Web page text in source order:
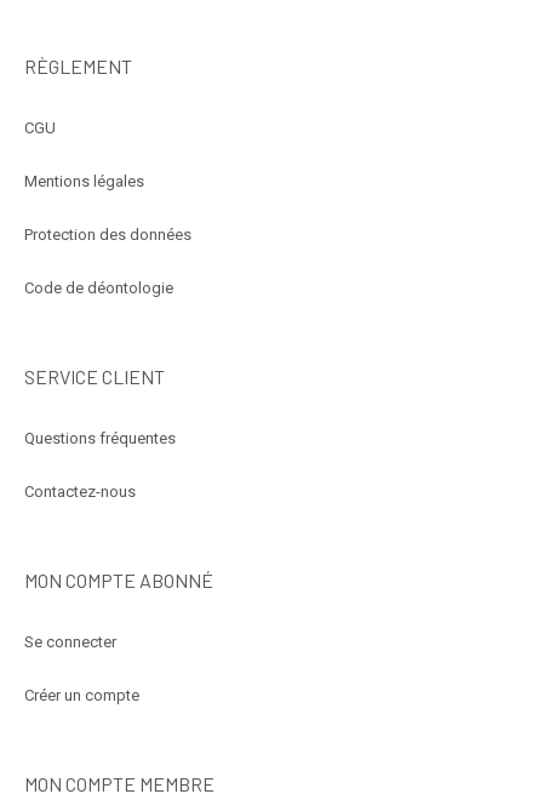
RÈGLEMENT
CGU
Mentions légales
Protection des données
Code de déontologie
SERVICE CLIENT
Questions fréquentes
Contactez-nous
MON COMPTE ABONNÉ
Se connecter
Créer un compte
MON COMPTE MEMBRE